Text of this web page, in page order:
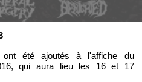
ont été ajoutés à l'affiche du
qui aura lieu les 16 et 17